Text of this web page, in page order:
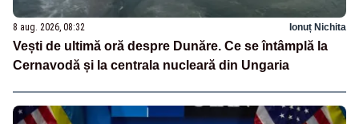
8 aug. 2026, 08:32 Ionuț Nichita
Vești de ultimă oră despre Dunăre. Ce se întâmplă la
Cernavodă și la centrala nucleară din Ungaria